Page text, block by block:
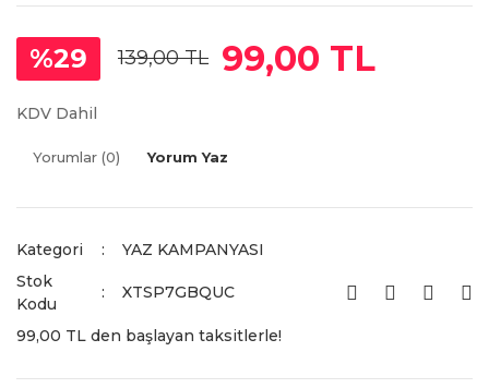
%29 139,00 TL 99,00 TL
KDV Dahil
Yorumlar (0) Yorum Yaz
Kategori
YAZ KAMPANYASI
Stok
Kodu
XTSP7GBQUC
99,00 TL den başlayan taksitlerle!